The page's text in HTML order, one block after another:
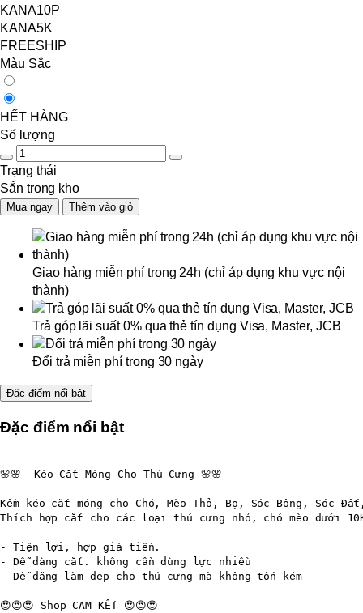
KANA10P
KANA5K
FREESHIP
Màu Sắc
HẾT HÀNG
Số lượng
Trạng thái
Sẵn trong kho
Mua ngay Thêm vào giỏ
Giao hàng miễn phí trong 24h (chỉ áp dụng khu vực nội
thành)
Trả góp lãi suất 0% qua thẻ tín dụng Visa, Master, JCB
Đổi trả miễn phí trong 30 ngày
Đặc điểm nổi bật
Đặc điểm nổi bật
🌸🌸  Kéo Cắt Móng Cho Thú Cưng 🌸🌸
Kềm kéo cắt móng cho Chó, Mèo Thỏ, Bọ, Sóc Bông, Sóc
Thích hợp cắt cho các loại thú cưng nhỏ, chó mèo dưới
- Tiện lợi, hợp giá tiền.
- Dễ dàng cắt. không cần dùng lực nhiều
- Dễ dãng làm đẹp cho thú cưng mà không tốn kém
😍😍😍 Shop CAM KẾT 😍😍😍